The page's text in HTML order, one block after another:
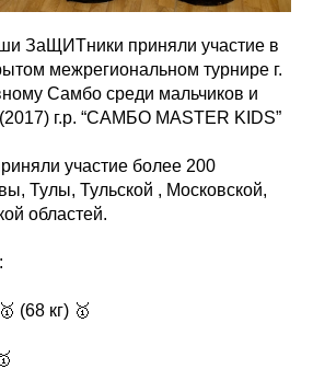
ЗаЩИТники приняли участие в
межрегиональном турнире г.
Самбо среди мальчиков и
г.р. “САМБО MASTER KIDS”
участие более 200
Тулы, Тульской , Московской,
областей.
(68 кг) 🥇